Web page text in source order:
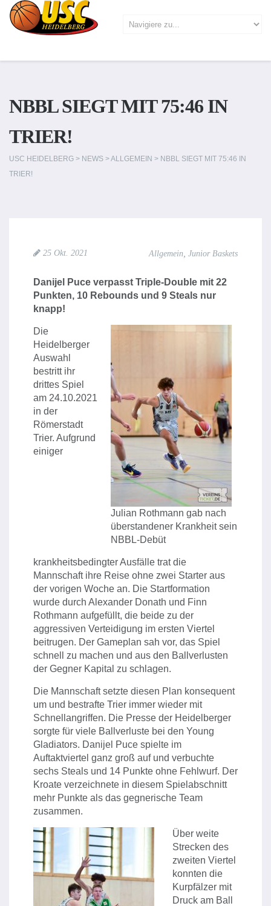
NBBL SIEGT MIT 75:46 IN
TRIER!
USC HEIDELBERG > NEWS >ALLGEMEIN > NBBL SIEGT MIT 75:46 IN
TRIER!
25 Okt. 2021 Allgemein Junior Baskets
Danijel Puce verpasst Triple-Double mit 22
Punkten, 10 Rebounds und 9 Steals nur
knapp!
Julian Rothmann gab nach
überstandener Krankheit sein
NBBL-Debüt
Die
Heidelberger
Auswahl
bestritt ihr
drittes Spiel
am 24.10.2021
in der
Römerstadt
Trier. Aufgrund
einiger
krankheitsbedingter Ausfälle trat die
Mannschaft ihre Reise ohne zwei Starter aus
der vorigen Woche an. Die Startformation
wurde durch Alexander Donath und Finn
Rothmann aufgefüllt, die beide zu der
aggressiven Verteidigung im ersten Viertel
beitrugen. Der Gameplan sah vor, das Spiel
schnell zu machen und aus den Ballverlusten
der Gegner Kapital zu schlagen.
Die Mannschaft setzte diesen Plan konsequent
um und bestrafte Trier immer wieder mit
Schnellangriffen. Die Presse der Heidelberger
sorgte für viele Ballverluste bei den Young
Gladiators. Danijel Puce spielte im
Auftaktviertel ganz groß auf und verbuchte
sechs Steals und 14 Punkte ohne Fehlwurf. Der
Kroate verzeichnete in diesem Spielabschnitt
mehr Punkte als das gegnerische Team
zusammen.
Über weite
Strecken des
zweiten Viertel
konnten die
Kurpfälzer mit
Druck am Ball